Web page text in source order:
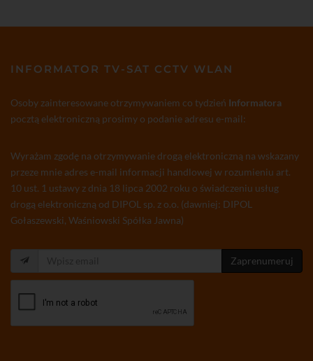
INFORMATOR TV-SAT CCTV WLAN
Osoby zainteresowane otrzymywaniem co tydzień Informatora
pocztą elektroniczną prosimy o podanie adresu e-mail:
Wyrażam zgodę na otrzymywanie drogą elektroniczną na wskazany
przeze mnie adres e-mail informacji handlowej w rozumieniu art.
10 ust. 1 ustawy z dnia 18 lipca 2002 roku o świadczeniu usług
drogą elektroniczną od DIPOL sp. z o.o. (dawniej: DIPOL
Gołaszewski, Waśniowski Spółka Jawna)
Zaprenumeruj